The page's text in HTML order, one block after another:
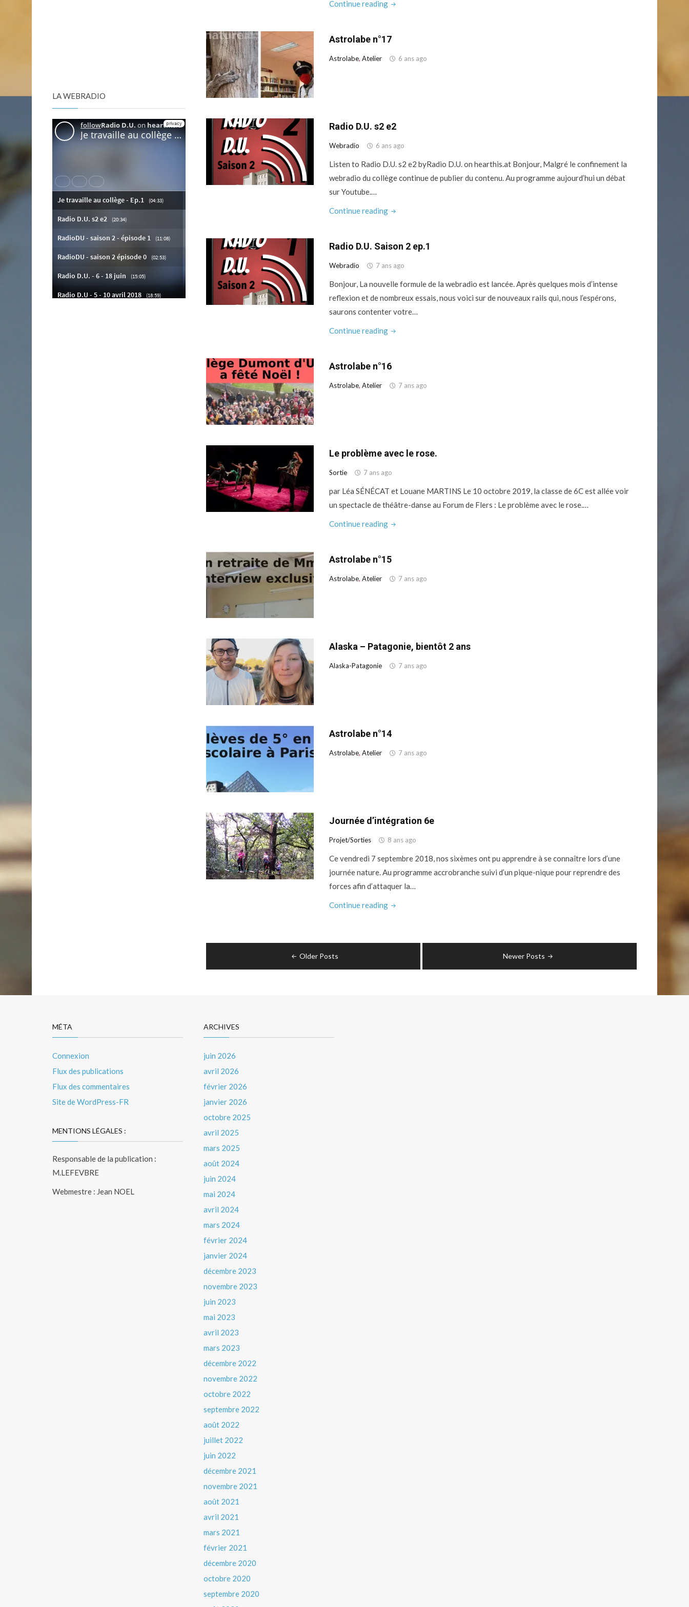
Continue reading"Faire
pâtisserie
en
Astrolabe n°17
Astrolabe, Atelier 6 ans ago
Radio D.U. s2 e2
Webradio 6 ans ago
Listen to Radio D.U. s2 e2 byRadio D.U. on hearthis.at Bonjour, Malgré le confinement la
webradio du collège continue de publier du contenu. Au programme aujourd’hui un débat
sur Youtube.…
Continue reading"Radio
e2"
Radio D.U. Saison 2 ep.1
Webradio 7 ans ago
Bonjour, La nouvelle formule de la webradio est lancée. Après quelques mois d’intense
reflexion et de nombreux essais, nous voici sur de nouveaux rails qui, nous l’espérons,
saurons contenter votre…
Continue reading"Radio
2
ep.1"
Astrolabe n°16
Astrolabe, Atelier 7 ans ago
Le problème avec le rose.
Sortie 7 ans ago
par Léa SÉNÉCAT et Louane MARTINS Le 10 octobre 2019, la classe de 6C est allée voir
un spectacle de théâtre-danse au Forum de Flers : Le problème avec le rose.…
Continue reading"Le
le
rose."
Astrolabe n°15
Astrolabe, Atelier 7 ans ago
Alaska – Patagonie, bientôt 2 ans
Alaska-Patagonie 7 ans ago
Astrolabe n°14
Astrolabe, Atelier 7 ans ago
Journée d’intégration 6e
Projet/Sorties 8 ans ago
Ce vendredi 7 septembre 2018, nos sixèmes ont pu apprendre à se connaître lors d’une
journée nature. Au programme accrobranche suivi d’un pique-nique pour reprendre des
forces afin d’attaquer la…
Continue reading"Journée
Older Posts Newer Posts
LA WEBRADIO
MÉTA
Connexion
Flux des publications
Flux des commentaires
Site de WordPress-FR
MENTIONS LÉGALES :
Responsable de la publication :
M.LEFEVBRE
Webmestre : Jean NOEL
ARCHIVES
juin 2026
avril 2026
février 2026
janvier 2026
octobre 2025
avril 2025
mars 2025
août 2024
juin 2024
mai 2024
avril 2024
mars 2024
février 2024
janvier 2024
décembre 2023
novembre 2023
juin 2023
mai 2023
avril 2023
mars 2023
décembre 2022
novembre 2022
octobre 2022
septembre 2022
août 2022
juillet 2022
juin 2022
décembre 2021
novembre 2021
août 2021
avril 2021
mars 2021
février 2021
décembre 2020
octobre 2020
septembre 2020